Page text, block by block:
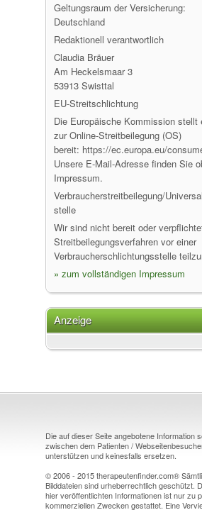
Geltungsraum der Versicherung:
Deutschland
Redaktionell verantwortlich
Claudia Bräuer
Am Heckelsmaar 3
53913 Swisttal
EU-Streitschlichtung
Die Europäische Kommission stellt
zur Online-Streitbeilegung (OS)
bereit: https://ec.europa.eu/
Unsere E-Mail-Adresse finden Sie
Impressum.
Verbraucher­streit­beilegung/
stelle
Wir sind nicht bereit oder
Streitbeilegungsverfahren vor einer
Verbraucherschlichtungsstelle
» zum vollständigen Impressum
Anzeige
Die auf dieser Seite angebotene Information
zwischen dem Patienten /
unterstützen und keinesfalls ersetzen.
© 2006 - 2015 therapeutenfinder.com®
Bilddateien sind urheberrechtlich geschützt.
hier veröffentlichten Informationen ist nur zu
kommerziellen Zwecken gestattet. Eine